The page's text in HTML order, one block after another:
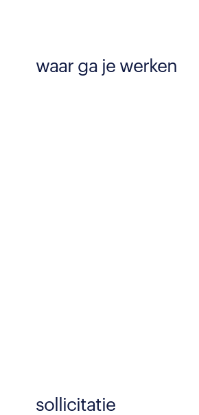
waar ga je werken
sollicitatie